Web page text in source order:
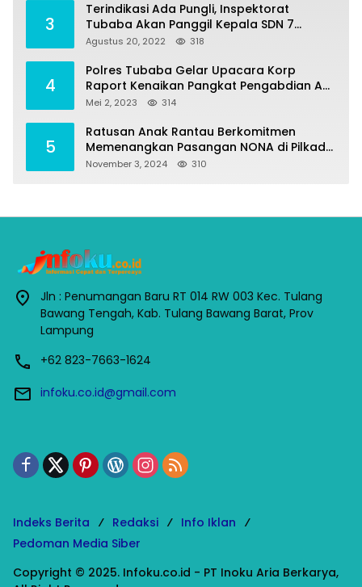
3
Terindikasi Ada Pungli, Inspektorat
Tubaba Akan Panggil Kepala SDN 7
Penumangan Baru
Agustus 20, 2022 318
4
Polres Tubaba Gelar Upacara Korp
Raport Kenaikan Pangkat Pengabdian AKP
Alaidin Effendi
Mei 2, 2023 314
5
Ratusan Anak Rantau Berkomitmen
Memenangkan Pasangan NONA di Pilkada
Tubaba 2024
November 3, 2024 310
Jln : Penumangan Baru RT 014 RW 003 Kec. Tulang
Bawang Tengah, Kab. Tulang Bawang Barat, Prov
Lampung
+62 823-7663-1624
infoku.co.id@gmail.com
Indeks Berita Redaksi
Info Iklan
Pedoman Media Siber
Copyright © 2025. Infoku.co.id - PT Inoku Aria Berkarya,